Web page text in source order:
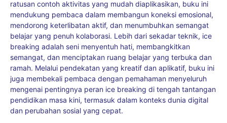
ratusan contoh aktivitas yang mudah diaplikasikan, buku ini
mendukung pembaca dalam membangun koneksi emosional,
mendorong keterlibatan aktif, dan menumbuhkan semangat
belajar yang penuh kolaborasi. Lebih dari sekadar teknik, ice
breaking adalah seni menyentuh hati, membangkitkan
semangat, dan menciptakan ruang belajar yang terbuka dan
ramah. Melalui pendekatan yang kreatif dan aplikatif, buku ini
juga membekali pembaca dengan pemahaman menyeluruh
mengenai pentingnya peran ice breaking di tengah tantangan
pendidikan masa kini, termasuk dalam konteks dunia digital
dan perubahan sosial yang cepat.